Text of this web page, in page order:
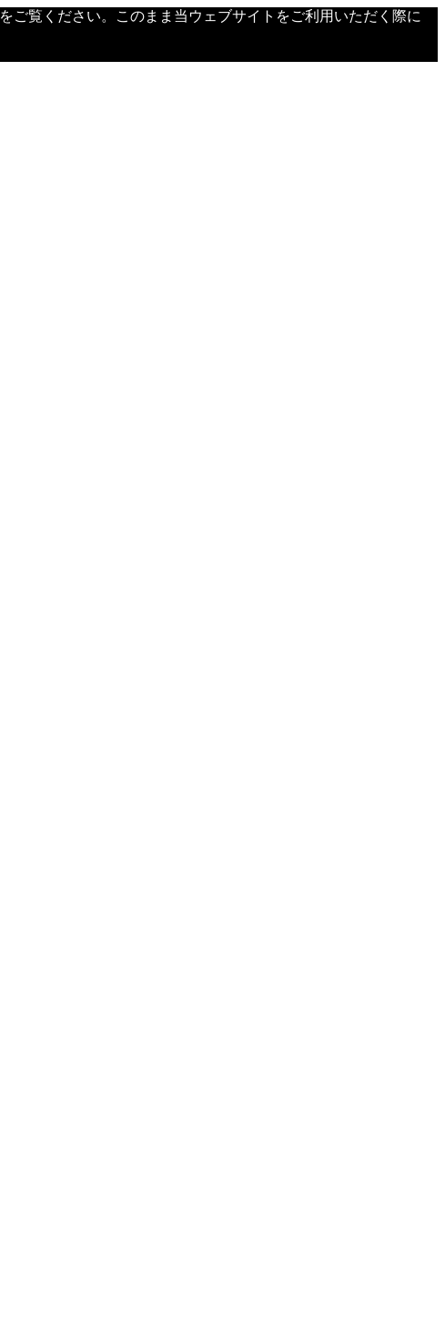
をご覧ください。このまま当ウェブサイトをご利用いただく際に